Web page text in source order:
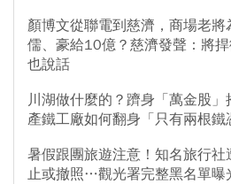
顏博文從聯電到慈濟，商場老
儒、豪給10億？慈濟發聲：將
也說話
川湖做什麼的？躋身「萬金股
產鐵工廠如何翻身「只有兩根鐵
暑假跟團旅遊注意！知名旅行
止或撤照…觀光署完整黑名單曝